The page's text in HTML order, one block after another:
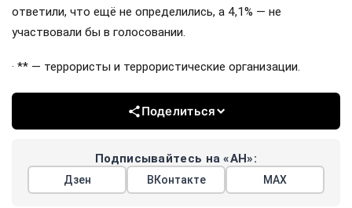
ответили, что ещё не определились, а 4,1% — не
участвовали бы в голосовании.
· ** — террористы и террористические организации.
Поделиться
Подписывайтесь на «АН»:
Дзен ВКонтакте МАХ